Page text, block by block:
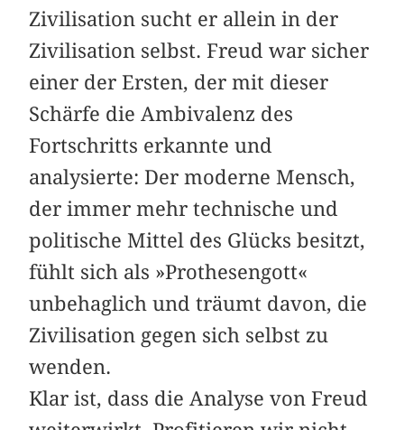
Zivilisation sucht er allein in der
Zivilisation selbst. Freud war sicher
einer der Ersten, der mit dieser
Schärfe die Ambivalenz des
Fortschritts erkannte und
analysierte: Der moderne Mensch,
der immer mehr technische und
politische Mittel des Glücks besitzt,
fühlt sich als »Prothesengott«
unbehaglich und träumt davon, die
Zivilisation gegen sich selbst zu
wenden.
Klar ist, dass die Analyse von Freud